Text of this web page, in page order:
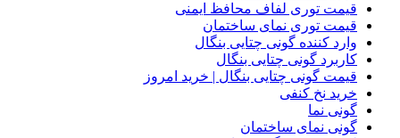
قیمت توری لفاف محافظ ایمنی
قیمت توری نمای ساختمان
وارد کننده گونی چتایی بنگال
کاربرد گونی چتایی بنگال
قیمت گونی چتایی بنگال | خرید امروز
خرید نخ کنفی
گونی نما
گونی نمای ساختمان